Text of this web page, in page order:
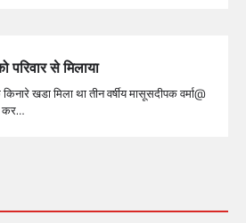
से मिलाया
खडा मिला था तीन वर्षीय मासूसदीपक वर्मा@
कर…